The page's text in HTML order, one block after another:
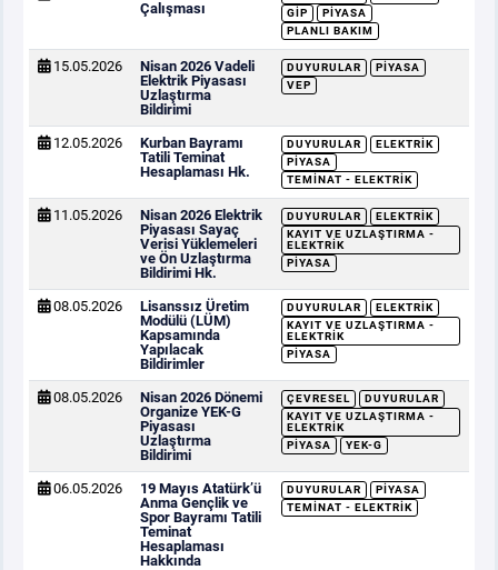
Çalışması
GİP
PIYASA
PLANLI BAKIM
15.05.2026
Nisan 2026 Vadeli
Elektrik Piyasası
Uzlaştırma
Bildirimi
DUYURULAR
PIYASA
VEP
12.05.2026
Kurban Bayramı
Tatili Teminat
Hesaplaması Hk.
DUYURULAR
ELEKTRIK
PIYASA
TEMINAT - ELEKTRIK
11.05.2026
Nisan 2026 Elektrik
Piyasası Sayaç
Verisi Yüklemeleri
ve Ön Uzlaştırma
Bildirimi Hk.
DUYURULAR
ELEKTRIK
KAYIT VE UZLAŞTIRMA -
ELEKTRIK
PIYASA
08.05.2026
Lisanssız Üretim
Modülü (LÜM)
Kapsamında
Yapılacak
Bildirimler
DUYURULAR
ELEKTRIK
KAYIT VE UZLAŞTIRMA -
ELEKTRIK
PIYASA
08.05.2026
Nisan 2026 Dönemi
Organize YEK-G
Piyasası
Uzlaştırma
Bildirimi
ÇEVRESEL
DUYURULAR
KAYIT VE UZLAŞTIRMA -
ELEKTRIK
PIYASA
YEK-G
06.05.2026
19 Mayıs Atatürk’ü
Anma Gençlik ve
Spor Bayramı Tatili
Teminat
Hesaplaması
Hakkında
DUYURULAR
PIYASA
TEMINAT - ELEKTRIK